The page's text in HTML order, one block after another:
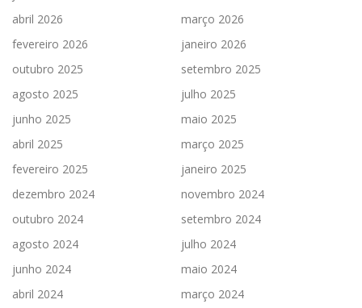
abril 2026
março 2026
fevereiro 2026
janeiro 2026
outubro 2025
setembro 2025
agosto 2025
julho 2025
junho 2025
maio 2025
abril 2025
março 2025
fevereiro 2025
janeiro 2025
dezembro 2024
novembro 2024
outubro 2024
setembro 2024
agosto 2024
julho 2024
junho 2024
maio 2024
abril 2024
março 2024